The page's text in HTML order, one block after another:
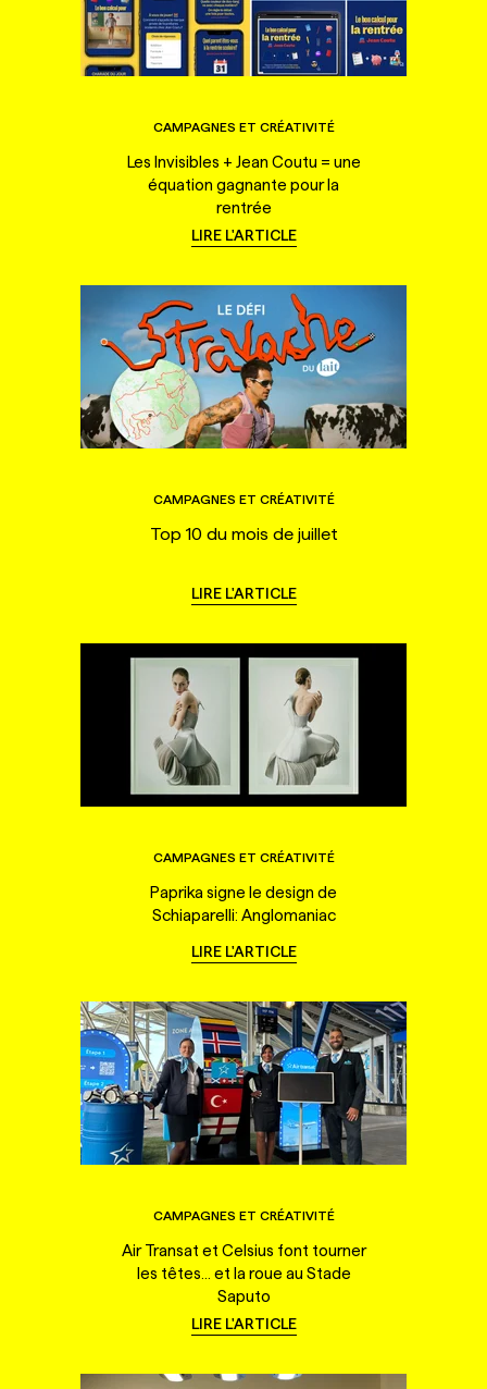
CAMPAGNES ET CRÉATIVITÉ
Les Invisibles + Jean Coutu = une
équation gagnante pour la
rentrée
LIRE L'ARTICLE
CAMPAGNES ET CRÉATIVITÉ
Top 10 du mois de juillet
LIRE L'ARTICLE
CAMPAGNES ET CRÉATIVITÉ
Paprika signe le design de
Schiaparelli: Anglomaniac
LIRE L'ARTICLE
CAMPAGNES ET CRÉATIVITÉ
Air Transat et Celsius font tourner
les têtes... et la roue au Stade
Saputo
LIRE L'ARTICLE